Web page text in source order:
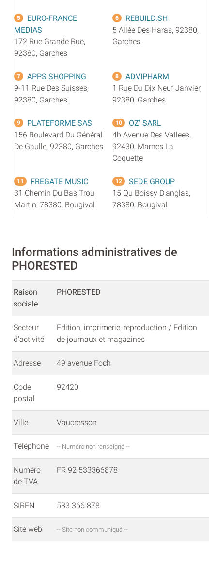
5
EURO-FRANCE
MEDIAS
172 Rue Grande Rue,
92380, Garches
6
REBUILD.SH
5 Allée Des Haras, 92380,
Garches
7
APPS SHOPPING
9-11 Rue Des Suisses,
92380, Garches
8
ADVIPHARM
1 Rue Du Dix Neuf Janvier,
92380, Garches
9
PLATEFORME SAS
156 Boulevard Du Général
De Gaulle, 92380, Garches
10
OZ' SARL
4b Avenue Des Vallees,
92430, Marnes La
Coquette
11
FREGATE MUSIC
31 Chemin Du Bas Trou
Martin, 78380, Bougival
12
SEDE GROUP
15 Qu Boissy D'anglas,
78380, Bougival
Informations administratives de
PHORESTED
Raison
sociale
PHORESTED
Secteur
d'activité
Edition, imprimerie, reproduction / Edition
de journaux et magazines
Adresse 49 avenue Foch
Code
postal
92420
Ville Vaucresson
Téléphone -- Numéro non renseigné --
Numéro
de TVA
FR 92 533366878
SIREN 533 366 878
Site web -- Site non communiqué --